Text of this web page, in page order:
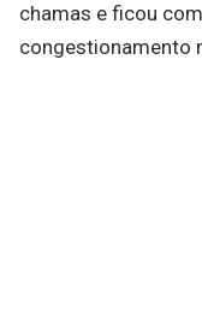
chamas e ficou
congestionamento